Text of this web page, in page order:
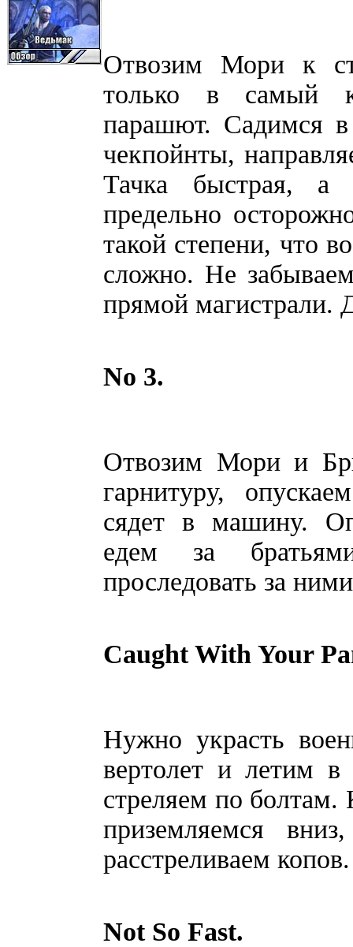
Отвозим Мори к
только в самый
парашют. Садимся
чекпойнты,
Тачка быстрая, а
предельно
такой степени, что
сложно. Не
прямой магистрали.
No 3.
Отвозим Мори и
гарнитуру,
сядет в машину.
едем за
проследовать за
Caught With Your
Нужно украсть
вертолет и летим
стреляем по болтам.
приземляемся
расстреливаем
Not So Fast.